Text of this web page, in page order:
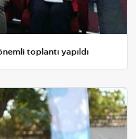
toplantı yapıldı